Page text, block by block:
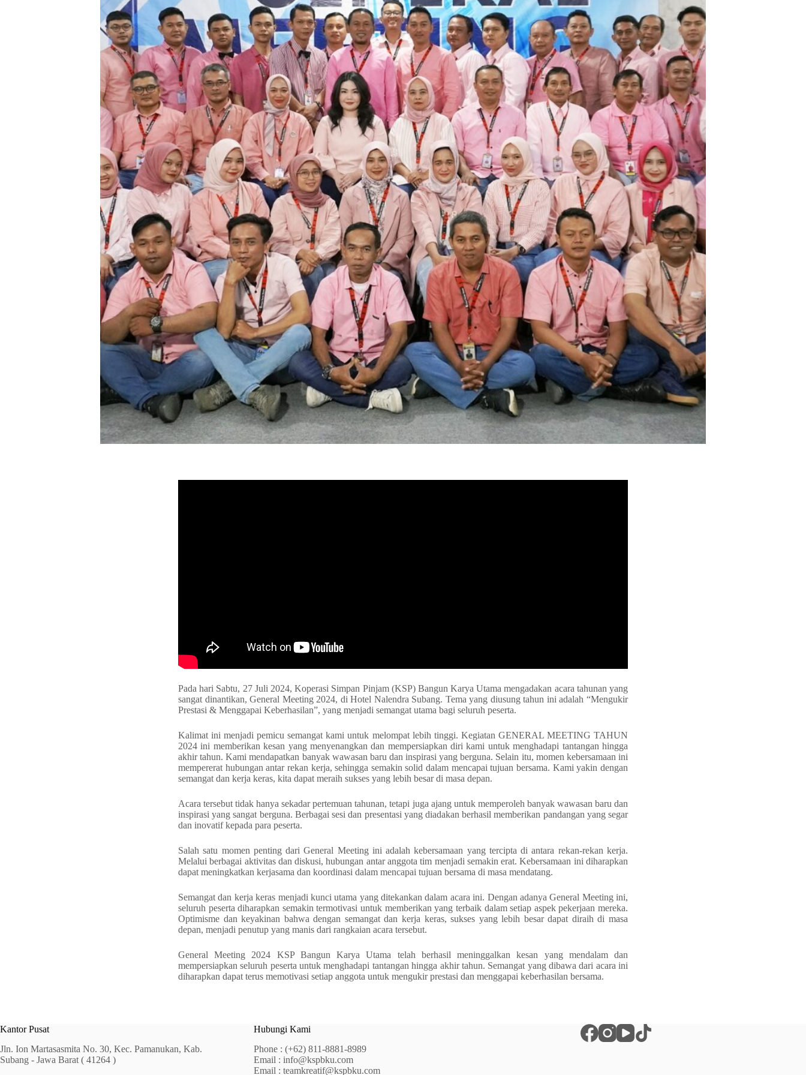
Pada hari Sabtu, 27 Juli 2024, Koperasi Simpan Pinjam (KSP) Bangun Karya Utama mengadakan acara tahunan yang
sangat dinantikan, General Meeting 2024, di Hotel Nalendra Subang. Tema yang diusung tahun ini adalah “Mengukir
Prestasi & Menggapai Keberhasilan”, yang menjadi semangat utama bagi seluruh peserta.
Kalimat ini menjadi pemicu semangat kami untuk melompat lebih tinggi. Kegiatan GENERAL MEETING TAHUN
2024 ini memberikan kesan yang menyenangkan dan mempersiapkan diri kami untuk menghadapi tantangan hingga
akhir tahun. Kami mendapatkan banyak wawasan baru dan inspirasi yang berguna. Selain itu, momen kebersamaan ini
mempererat hubungan antar rekan kerja, sehingga semakin solid dalam mencapai tujuan bersama. Kami yakin dengan
semangat dan kerja keras, kita dapat meraih sukses yang lebih besar di masa depan.
Acara tersebut tidak hanya sekadar pertemuan tahunan, tetapi juga ajang untuk memperoleh banyak wawasan baru dan
inspirasi yang sangat berguna. Berbagai sesi dan presentasi yang diadakan berhasil memberikan pandangan yang segar
dan inovatif kepada para peserta.
Salah satu momen penting dari General Meeting ini adalah kebersamaan yang tercipta di antara rekan-rekan kerja.
Melalui berbagai aktivitas dan diskusi, hubungan antar anggota tim menjadi semakin erat. Kebersamaan ini diharapkan
dapat meningkatkan kerjasama dan koordinasi dalam mencapai tujuan bersama di masa mendatang.
Semangat dan kerja keras menjadi kunci utama yang ditekankan dalam acara ini. Dengan adanya General Meeting ini,
seluruh peserta diharapkan semakin termotivasi untuk memberikan yang terbaik dalam setiap aspek pekerjaan mereka.
Optimisme dan keyakinan bahwa dengan semangat dan kerja keras, sukses yang lebih besar dapat diraih di masa
depan, menjadi penutup yang manis dari rangkaian acara tersebut.
General Meeting 2024 KSP Bangun Karya Utama telah berhasil meninggalkan kesan yang mendalam dan
mempersiapkan seluruh peserta untuk menghadapi tantangan hingga akhir tahun. Semangat yang dibawa dari acara ini
diharapkan dapat terus memotivasi setiap anggota untuk mengukir prestasi dan menggapai keberhasilan bersama.
Kantor Pusat
Jln. Ion Martasasmita No. 30, Kec. Pamanukan, Kab.
Subang - Jawa Barat ( 41264 )
Hubungi Kami
Phone :(+62) 811-8881-8989
Email :info@kspbku.com
Email :teamkreatif@kspbku.com